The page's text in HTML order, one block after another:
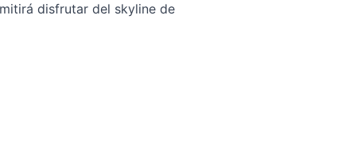
disfrutar del skyline de